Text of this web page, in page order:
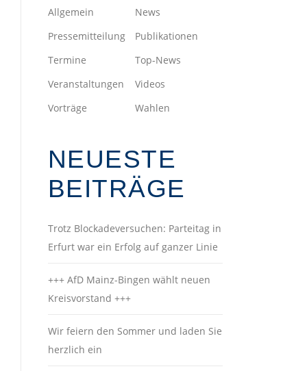
Allgemein
News
Pressemitteilung
Publikationen
Termine
Top-News
Veranstaltungen
Videos
Vorträge
Wahlen
NEUESTE
BEITRÄGE
Trotz Blockadeversuchen: Parteitag in
Erfurt war ein Erfolg auf ganzer Linie
+++ AfD Mainz-Bingen wählt neuen
Kreisvorstand +++
Wir feiern den Sommer und laden Sie
herzlich ein